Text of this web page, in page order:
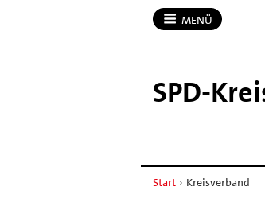
MENÜ
SPD-​
Start › Kreisverband